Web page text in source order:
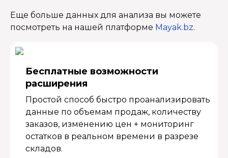
Еще больше данных для анализа вы можете
посмотреть на нашей платформе Mayak.bz.
Бесплатные возмож­ности
расширения
Простой способ быстро проанализировать
данные по объемам продаж, количеству
заказов, изменению цен + мониторинг
остатков в реальном времени в разрезе
складов.